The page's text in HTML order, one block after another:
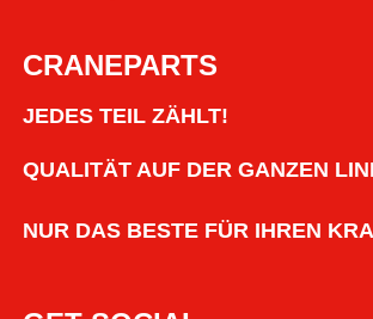
CRANEPARTS
JEDES TEIL ZÄHLT!
QUALITÄT AUF DER GANZEN
NUR DAS BESTE FÜR IHREN